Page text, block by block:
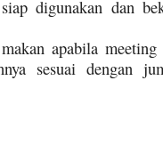
digunakan dan
apabila meeting
sesuai dengan